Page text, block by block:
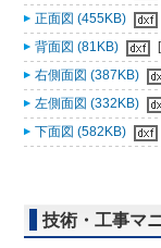
正面図 (455KB)
背面図 (81KB)
右側面図 (387KB)
左側面図 (332KB)
下面図 (582KB)
技術・工事マ